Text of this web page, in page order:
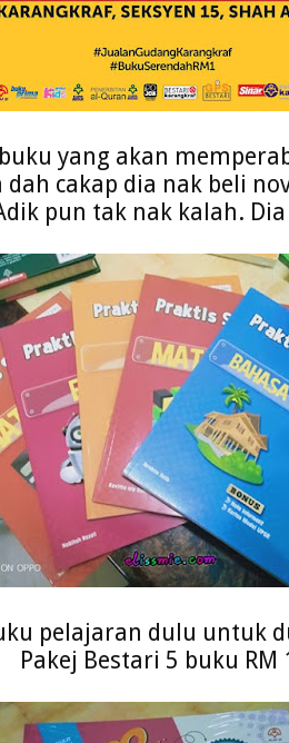
yang akan
dah cakap dia nak beli
pun tak nak kalah.
pelajaran dulu untuk
Pakej Bestari 5 buku RM